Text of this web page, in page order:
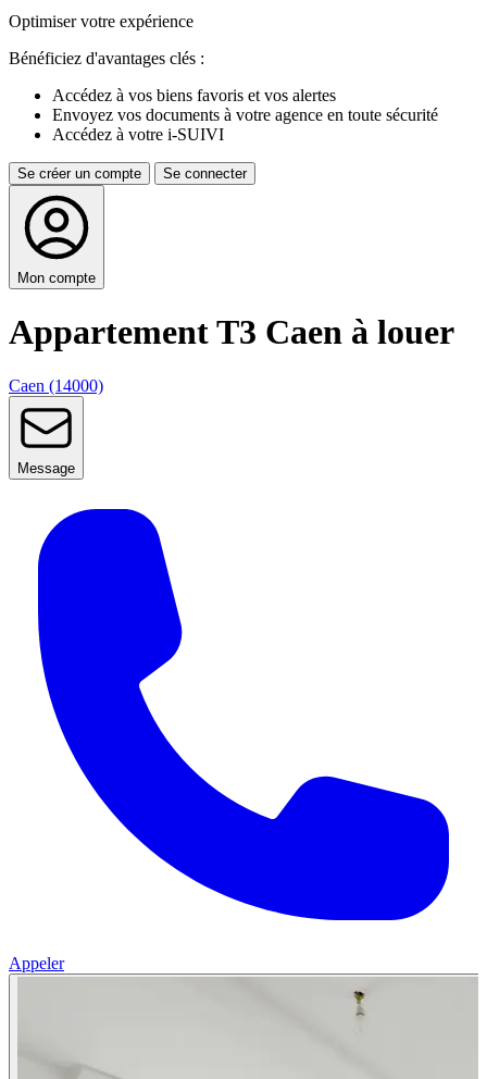
Optimiser votre expérience
Bénéficiez d'avantages clés :
Accédez à vos biens favoris et vos alertes
Envoyez vos documents à votre agence en toute sécurité
Accédez à votre i-SUIVI
Se créer un compte Se connecter
Mon compte
Appartement T3 Caen à louer
Caen (14000)
Message
Appeler